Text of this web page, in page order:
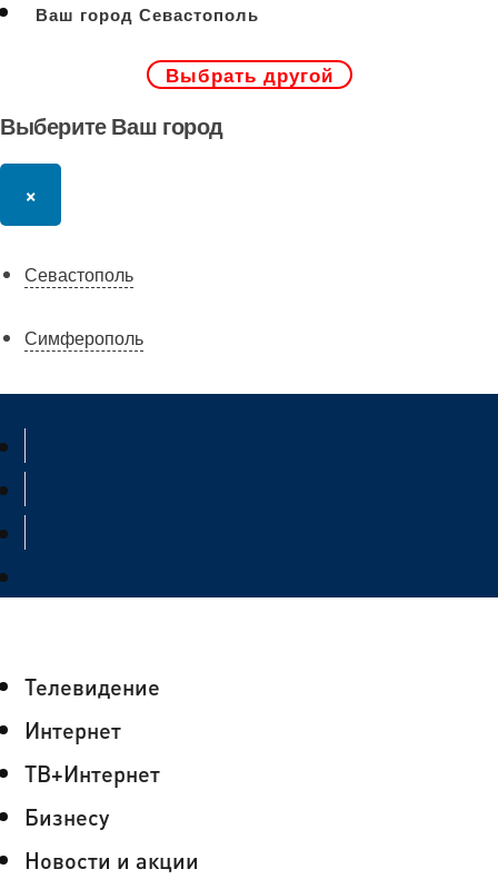
Ваш город Севастополь
Выбрать другой
Выберите Ваш город
×
Севастополь
Симферополь
Телевидение
Интернет
ТВ+Интернет
Бизнесу
Новости и акции